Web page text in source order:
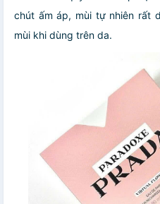
chút ấm áp, mùi tự nhiên rất
mùi khi dùng trên da.